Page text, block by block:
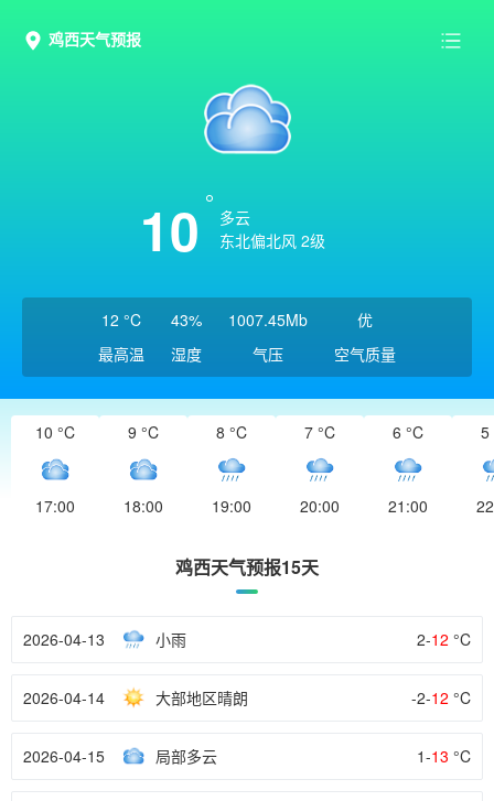
鸡西天气预报
10
多云
东北偏北风 2级
12 °C
最高温
43%
湿度
1007.45Mb
气压
优
空气质量
10 °C
17:00
9 °C
18:00
8 °C
19:00
7 °C
20:00
6 °C
21:00
5
鸡西天气预报15天
2026-04-13 小雨 2-12 °C
2026-04-14 大部地区晴朗 -2-12 °C
2026-04-15 局部多云 1-13 °C